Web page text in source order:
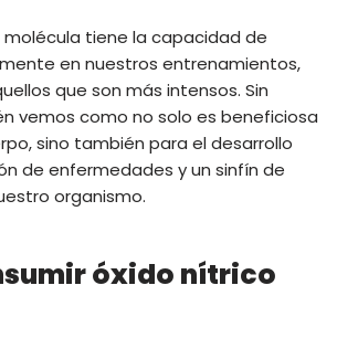
molécula tiene la capacidad de
en nuestros entrenamientos,
que son más intensos. Sin
vemos como no solo es beneficiosa
sino también para el desarrollo
de enfermedades y un sinfín de
organismo.
óxido nítrico